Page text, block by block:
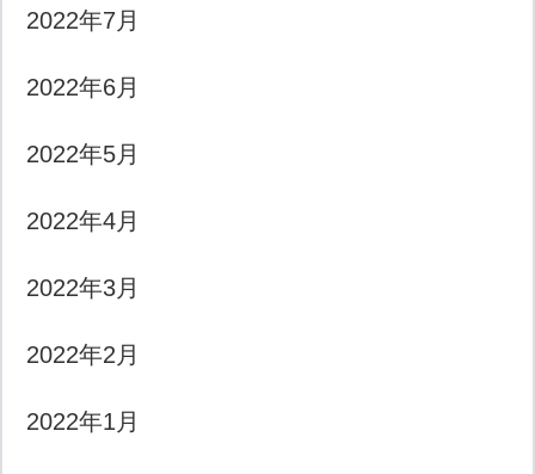
2022年7月
2022年6月
2022年5月
2022年4月
2022年3月
2022年2月
2022年1月